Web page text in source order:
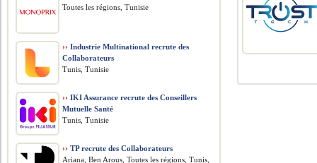
Toutes les régions, Tunisie
›› Industrie Multinational recrute des
Collaborateurs
Tunis, Tunisie
›› IKI Assurance recrute des Conseillers
Mutuelle Santé
Tunis, Tunisie
›› TP recrute des Collaborateurs
Ariana, Ben Arous, Toutes les régions, Tunis,